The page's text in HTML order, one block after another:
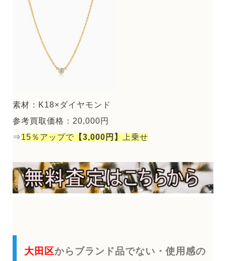
素材：K18×ダイヤモンド
参考買取価格：20,000円
⇒15％アップで 【3,000円】 上乗せ
大田区からブランド品でない・使用感の